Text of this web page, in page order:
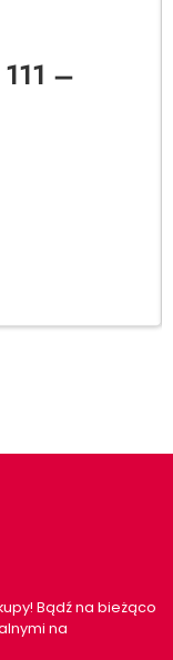
–
Bądź na bieżąco
na